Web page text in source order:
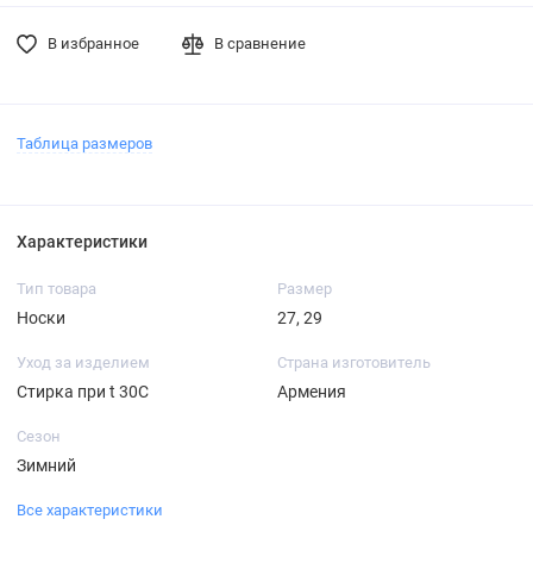
В избранное В сравнение
Таблица размеров
Характеристики
Тип товара
Носки
Размер
27, 29
Уход за изделием
Стирка при t 30С
Страна изготовитель
Армения
Сезон
Зимний
Все характеристики